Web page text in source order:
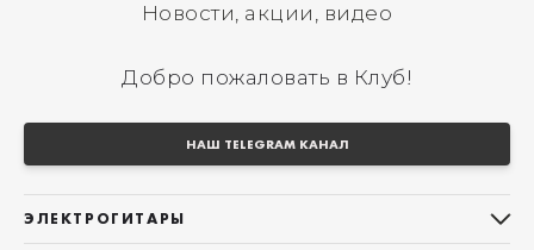
Новости, акции, видео
Добро пожаловать в Клуб!
НАШ TELEGRAM КАНАЛ
ЭЛЕКТРОГИТАРЫ